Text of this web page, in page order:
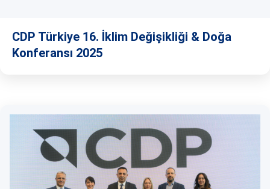
CDP Türkiye 16. İklim Değişikliği & Doğa
Konferansı 2025